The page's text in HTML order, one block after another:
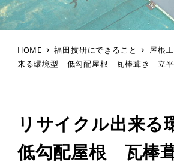
HOME 福田技研にできること 屋根
来る環境型 低勾配屋根 瓦棒葺き 立平
リサイクル出来る
低勾配屋根 瓦棒